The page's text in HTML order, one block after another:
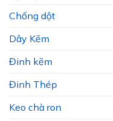
Chống dột
Dây Kẽm
Đinh kẽm
Đinh Thép
Keo chà ron